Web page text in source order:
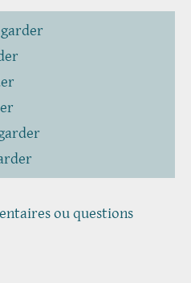
ou questions